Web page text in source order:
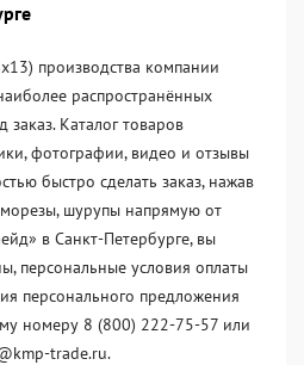
производства компании
распространённых
Каталог товаров
фотографии, видео и отзывы
быстро сделать заказ, нажав
шурупы напрямую от
в Санкт-Петербурге, вы
персональные условия оплаты
персонального предложения
номеру 8 (800) 222-75-57 или
trade.ru.